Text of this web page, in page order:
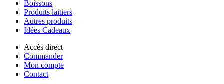
Boissons
Produits laitiers
Autres produits
Idées Cadeaux
Accès direct
Commander
Mon compte
Contact